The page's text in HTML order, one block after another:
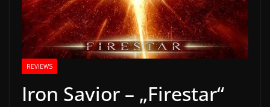
REVIEWS
Iron Savior – „Firestar“